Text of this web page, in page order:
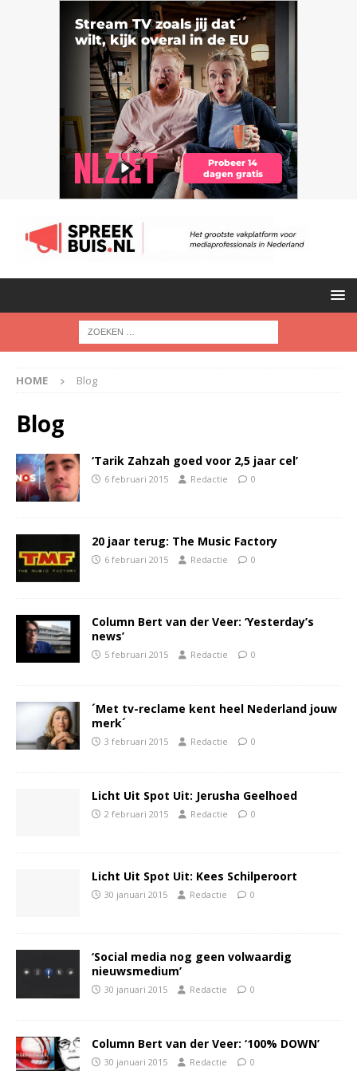
HOME Blog
Blog
‘Tarik Zahzah goed voor 2,5 jaar cel’
6 februari 2015 Redactie 0
20 jaar terug: The Music Factory
6 februari 2015 Redactie 0
Column Bert van der Veer: ‘Yesterday’s
news’
5 februari 2015 Redactie 0
´Met tv-reclame kent heel Nederland jouw
merk´
3 februari 2015 Redactie 0
Licht Uit Spot Uit: Jerusha Geelhoed
2 februari 2015 Redactie 0
Licht Uit Spot Uit: Kees Schilperoort
30 januari 2015 Redactie 0
‘Social media nog geen volwaardig
nieuwsmedium’
30 januari 2015 Redactie 0
Column Bert van der Veer: ‘100% DOWN’
30 januari 2015 Redactie 0